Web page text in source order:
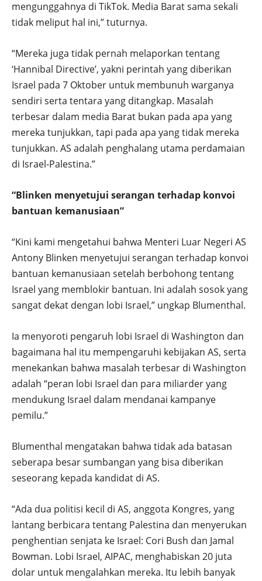
mengunggahnya di TikTok. Media Barat sama sekali
tidak meliput hal ini,” tuturnya.
“Mereka juga tidak pernah melaporkan tentang
‘Hannibal Directive’, yakni perintah yang diberikan
Israel pada 7 Oktober untuk membunuh warganya
sendiri serta tentara yang ditangkap. Masalah
terbesar dalam media Barat bukan pada apa yang
mereka tunjukkan, tapi pada apa yang tidak mereka
tunjukkan. AS adalah penghalang utama perdamaian
di Israel-Palestina.”
“Blinken menyetujui serangan terhadap konvoi
bantuan kemanusiaan”
“Kini kami mengetahui bahwa Menteri Luar Negeri AS
Antony Blinken menyetujui serangan terhadap konvoi
bantuan kemanusiaan setelah berbohong tentang
Israel yang memblokir bantuan. Ini adalah sosok yang
sangat dekat dengan lobi Israel,” ungkap Blumenthal.
Ia menyoroti pengaruh lobi Israel di Washington dan
bagaimana hal itu mempengaruhi kebijakan AS, serta
menekankan bahwa masalah terbesar di Washington
adalah “peran lobi Israel dan para miliarder yang
mendukung Israel dalam mendanai kampanye
pemilu.”
Blumenthal mengatakan bahwa tidak ada batasan
seberapa besar sumbangan yang bisa diberikan
seseorang kepada kandidat di AS.
“Ada dua politisi kecil di AS, anggota Kongres, yang
lantang berbicara tentang Palestina dan menyerukan
penghentian senjata ke Israel: Cori Bush dan Jamal
Bowman. Lobi Israel, AIPAC, menghabiskan 20 juta
dolar untuk mengalahkan mereka. Itu lebih banyak